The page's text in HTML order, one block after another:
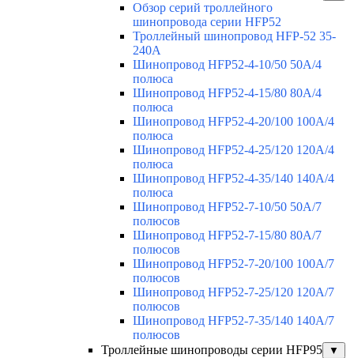
Обзор серий троллейного
шинопровода серии HFP52
Троллейный шинопровод HFP-52 35-
240А
Шинопровод HFP52-4-10/50 50A/4
полюса
Шинопровод HFP52-4-15/80 80A/4
полюса
Шинопровод HFP52-4-20/100 100А/4
полюса
Шинопровод HFP52-4-25/120 120А/4
полюса
Шинопровод HFP52-4-35/140 140А/4
полюса
Шинопровод HFP52-7-10/50 50А/7
полюсов
Шинопровод HFP52-7-15/80 80А/7
полюсов
Шинопровод HFP52-7-20/100 100А/7
полюсов
Шинопровод HFP52-7-25/120 120А/7
полюсов
Шинопровод HFP52-7-35/140 140А/7
полюсов
Троллейные шинопроводы серии HFP95
▼